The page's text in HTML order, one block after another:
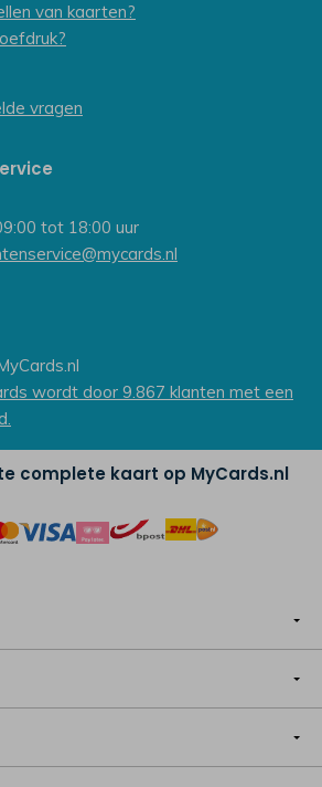
van kaarten?
vragen
tot 18:00 uur
wordt door 9.867 klanten met een
complete kaart op MyCards.nl